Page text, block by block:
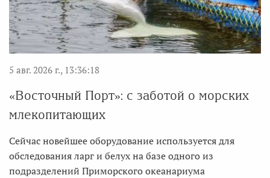
5 авг. 2026 г., 13:36:18
«Восточный Порт»: с заботой о морских
млекопитающих
Сейчас новейшее оборудование используется для
обследования ларг и белух на базе одного из
подразделений Приморского океанариума